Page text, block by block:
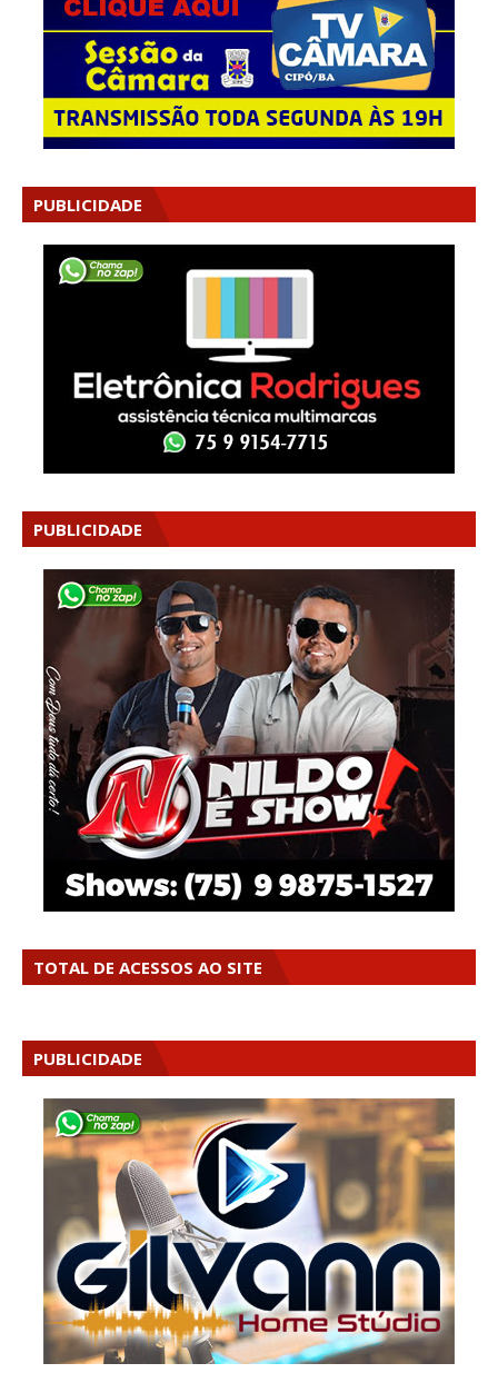
PUBLICIDADE
PUBLICIDADE
TOTAL DE ACESSOS AO SITE
PUBLICIDADE